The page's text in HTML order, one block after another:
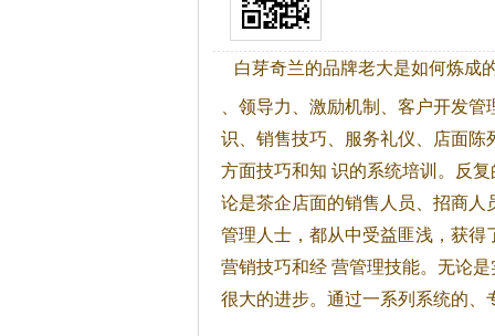
白芽奇兰的品牌老大是如何炼成
、领导力、激励机制、客户开发管
识、销售技巧、服务礼仪、店面陈
方面技巧和知 识的系统培训。反
论是茶企店面的销售人员、招商人
管理人士，都从中受益匪浅，获得
营销技巧和经 营管理技能。无论
很大的进步。通过一系列系统的